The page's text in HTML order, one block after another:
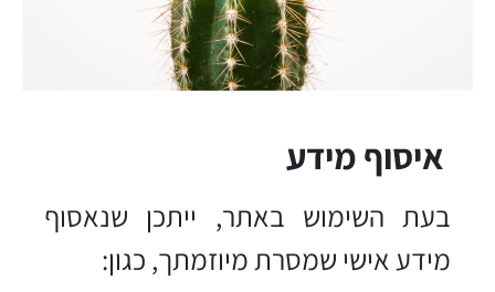
איסוף מידע
בעת השימוש באתר, ייתכן שנאסוף
מידע אישי שמסרת מיוזמתך, כגון: